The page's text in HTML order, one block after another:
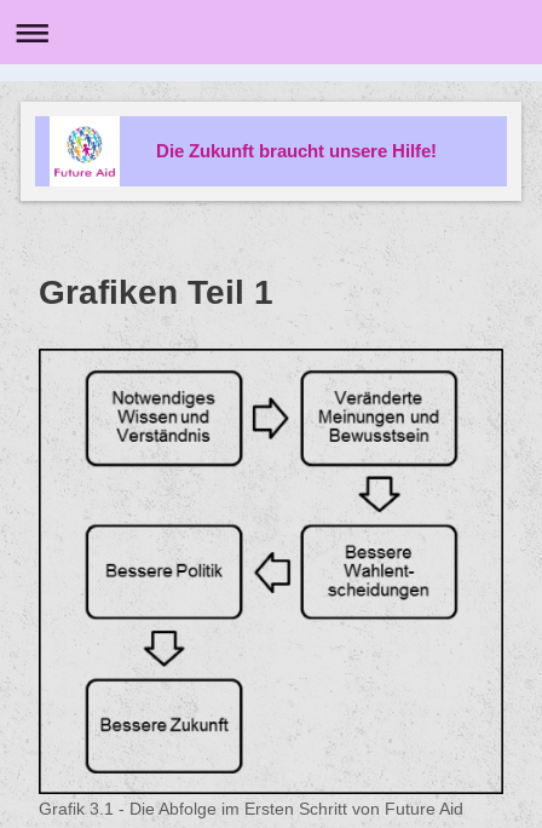
Die Zukunft braucht unsere Hilfe!
Grafiken Teil 1
Grafik 3.1 - Die Abfolge im Ersten Schritt von Future Aid